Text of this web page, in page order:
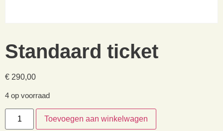
Standaard ticket
€ 290,00
4 op voorraad
Toevoegen aan winkelwagen